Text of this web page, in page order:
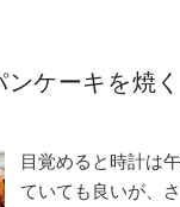
ケーキを焼く
目覚めると時計は
ていても良いが、